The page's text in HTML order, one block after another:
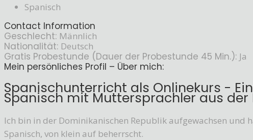
Spanisch
Contact Information
Geschlecht: Männlich
Nationalität: Deutsch
Gratis Probestunde (Dauer der Probestunde 45 Min.): Ja
Mein persönliches Profil – Über mich:
Spanischunterricht als Onlinekurs -
Spanisch mit Muttersprachler aus der
Ich bin in der Dominikanischen Republik aufgewachsen und
Spanisch, von klein auf beherrscht.